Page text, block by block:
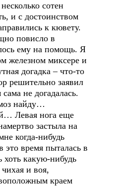
сотен
и с достоинством
к кювету.
повисло в
ему на помощь. Я
железном миксере и
догадка – что-то
решительно заявил
не догадалась.
найду…
Левая нога еще
застыла на
когда-нибудь
это время пыталась в
хоть какую-нибудь
и воя,
краем